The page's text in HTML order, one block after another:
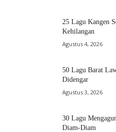
25 Lagu Kangen
Kehilangan
Agustus 4, 2026
50 Lagu Barat
Didengar
Agustus 3, 2026
30 Lagu
Diam-Diam